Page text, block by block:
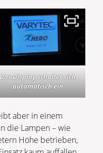
Das Display schaltet sich
automatisch ein
aber in einem
die Lampen – wie
Höhe betrieben,